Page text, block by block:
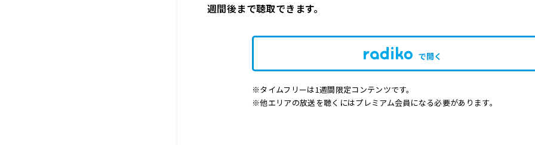
週間後まで聴取できます。
で開く
※タイムフリーは1週間限定コンテンツです。
※他エリアの放送を聴くにはプレミアム会員になる必要があります。